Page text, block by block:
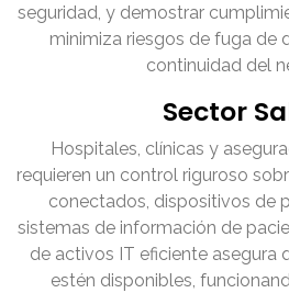
seguridad, y demostrar
minimiza riesgos de fuga de
continuidad del
Sector
Hospitales, clínicas y
requieren un control riguroso
conectados, dispositivos de
sistemas de información de
de activos IT eficiente asegura
estén disponibles,